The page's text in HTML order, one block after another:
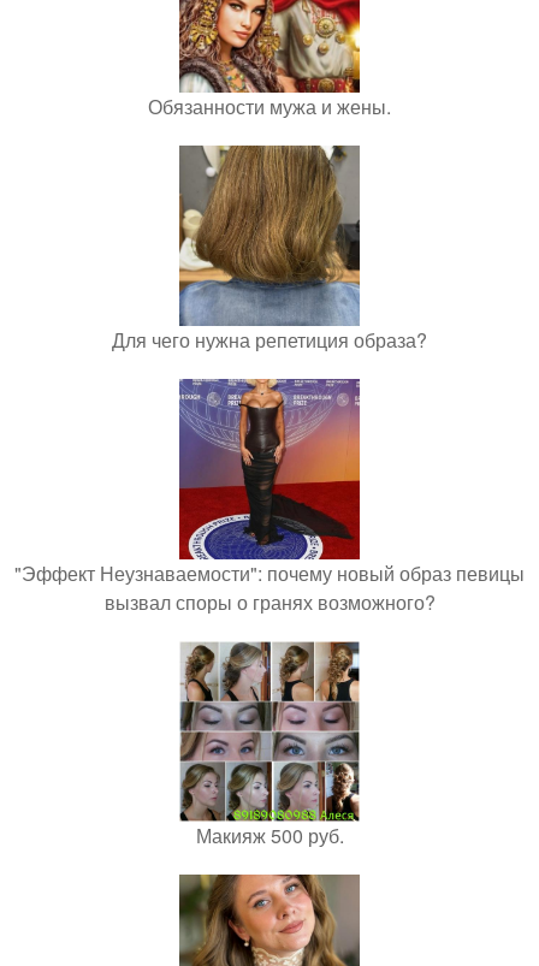
Обязанности мужа и жены.
Для чего нужна репетиция образа?
"Эффект Неузнаваемости": почему новый образ певицы
вызвал споры о гранях возможного?
Макияж 500 руб.